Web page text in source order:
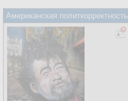
Американская политкорректность